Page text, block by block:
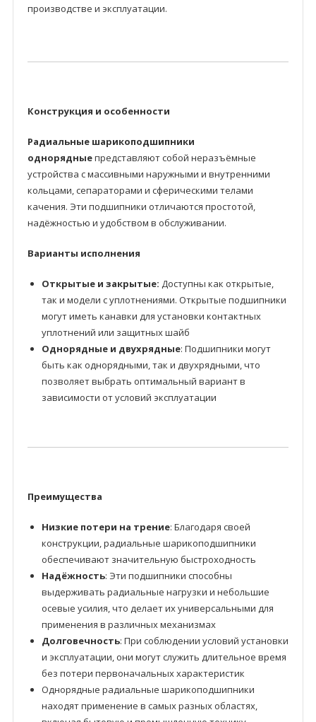
производстве и эксплуатации.
Конструкция и особенности
Радиальные шарикоподшипники
однорядныепредставляют собой неразъёмные
устройства с массивными наружными и внутренними
кольцами, сепараторами и сферическими телами
качения. Эти подшипники отличаются простотой,
надёжностью и удобством в обслуживании.
Варианты исполнения
Открытые и закрытые: Доступны как открытые,
так и модели с уплотнениями. Открытые подшипники
могут иметь канавки для установки контактных
уплотнений или защитных шайб
Однорядные и двухрядные: Подшипники могут
быть как однорядными, так и двухрядными, что
позволяет выбрать оптимальный вариант в
зависимости от условий эксплуатации
Преимущества
Низкие потери на трение: Благодаря своей
конструкции, радиальные шарикоподшипники
обеспечивают значительную быстроходность
Надёжность: Эти подшипники способны
выдерживать радиальные нагрузки и небольшие
осевые усилия, что делает их универсальными для
применения в различных механизмах
Долговечность: При соблюдении условий установки
и эксплуатации, они могут служить длительное время
без потери первоначальных характеристик
Однорядные радиальные шарикоподшипники
находят применение в самых разных областях,